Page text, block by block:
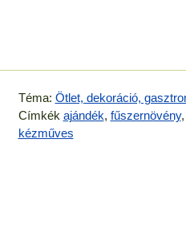
Téma: Ötlet, dekoráció,
Címkék ajándék, fűszernövény,
kézműves